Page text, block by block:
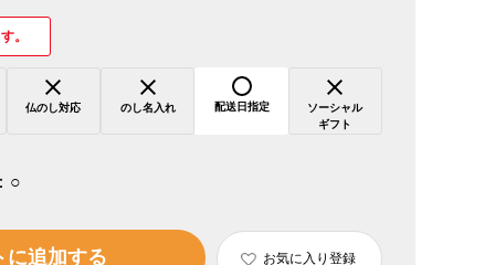
。
仏のし対応 のし名入れ 配送日指定
ソーシャル
ギフト
○
に追加する お気に入り登録